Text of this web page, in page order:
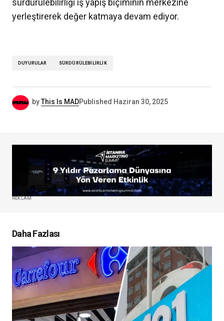
sürdürülebilirliği iş yapış biçiminin merkezine
yerleştirerek değer katmaya devam ediyor.
DUYURULAR SÜRDÜRÜLEBILIRLIK
byThis Is MADPublished Haziran 30, 2025
REKLAM
Daha Fazlası